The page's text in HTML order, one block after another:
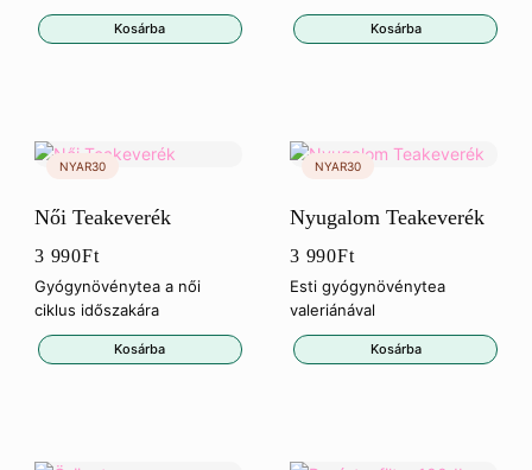
Kosárba
970Ft.
22
Kosárba
Női Teakeverék
3 990Ft
Gyógynövénytea a női
ciklus időszakára
Kosárba
Nyugalom Teakeverék
3 990Ft
Esti gyógynövénytea
valeriánával
Kosárba